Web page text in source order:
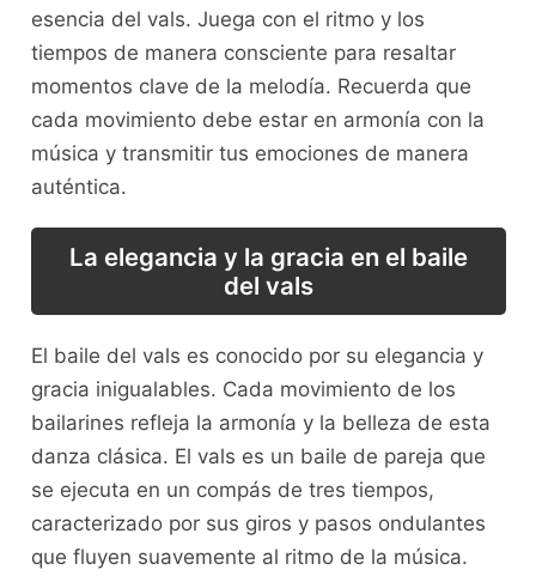
esencia del vals. Juega con‍ el ritmo y los
tiempos de manera consciente para ‍resaltar
momentos clave de la melodía. Recuerda que
cada movimiento ⁢debe estar en armonía con la
música y transmitir ⁢tus emociones de ⁣manera
auténtica.
La elegancia y la gracia en el ⁢baile
del vals
El baile ⁣del ‍vals es conocido por ‌su elegancia y
gracia ⁢inigualables. Cada movimiento de los
bailarines ⁢refleja la ⁢armonía y la belleza de esta
danza clásica.⁤ El vals es un ⁢baile de pareja que
se ejecuta en un ‍compás de tres​ tiempos,
caracterizado por sus giros y pasos ondulantes
que fluyen ⁢suavemente⁣ al ritmo de la música.